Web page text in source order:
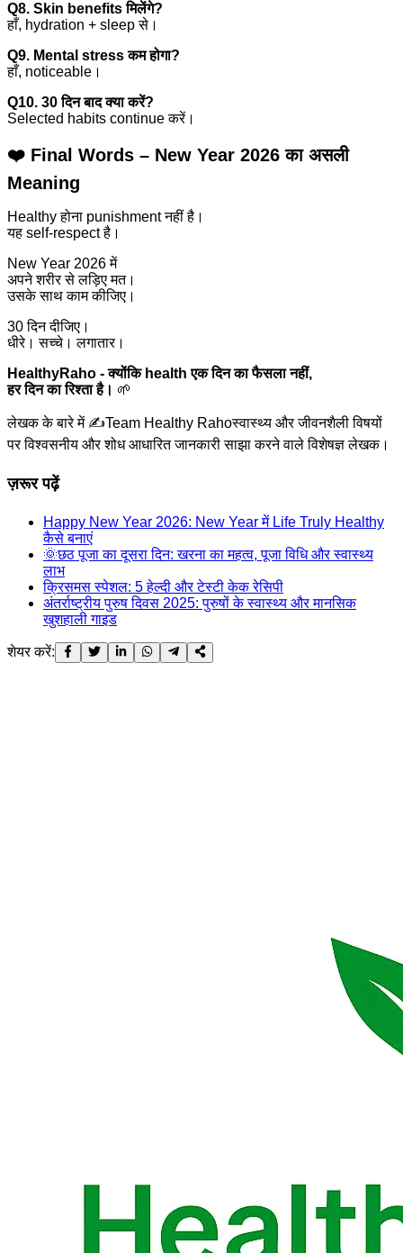
Q8. Skin benefits मिलेंगे?
हाँ, hydration + sleep से।
Q9. Mental stress कम होगा?
हाँ, noticeable।
Q10. 30 दिन बाद क्या करें?
Selected habits continue करें।
❤️ Final Words – New Year 2026 का असली
Meaning
Healthy होना punishment नहीं है।
यह self-respect है।
New Year 2026 में
अपने शरीर से लड़िए मत।
उसके साथ काम कीजिए।
30 दिन दीजिए।
धीरे। सच्चे। लगातार।
HealthyRaho - क्योंकि health एक दिन का फैसला नहीं,
हर दिन का रिश्ता है। 🌱
लेखक के बारे में ✍️Team Healthy Rahoस्वास्थ्य और जीवनशैली विषयों
पर विश्वसनीय और शोध आधारित जानकारी साझा करने वाले विशेषज्ञ लेखक।
ज़रूर पढ़ें
Happy New Year 2026: New Year में Life Truly Healthy
कैसे बनाएं
🌞छठ पूजा का दूसरा दिन: खरना का महत्व, पूजा विधि और स्वास्थ्य
लाभ
क्रिसमस स्पेशल: 5 हेल्दी और टेस्टी केक रेसिपी
अंतर्राष्ट्रीय पुरुष दिवस 2025: पुरुषों के स्वास्थ्य और मानसिक
खुशहाली गाइड
शेयर करें: